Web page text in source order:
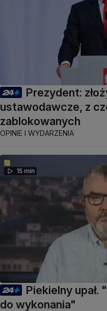
Prezydent:
ustawodawcze, z
zablokowanych
OPINIE I WYDARZENIA
15 min
Piekielny upał.
do wykonania"